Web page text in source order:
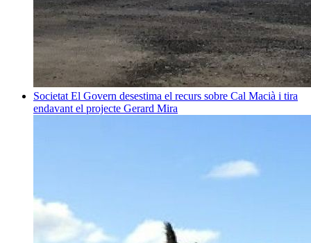
Societat El Govern desestima el recurs sobre Cal Macià i tira
endavant el projecte Gerard Mira